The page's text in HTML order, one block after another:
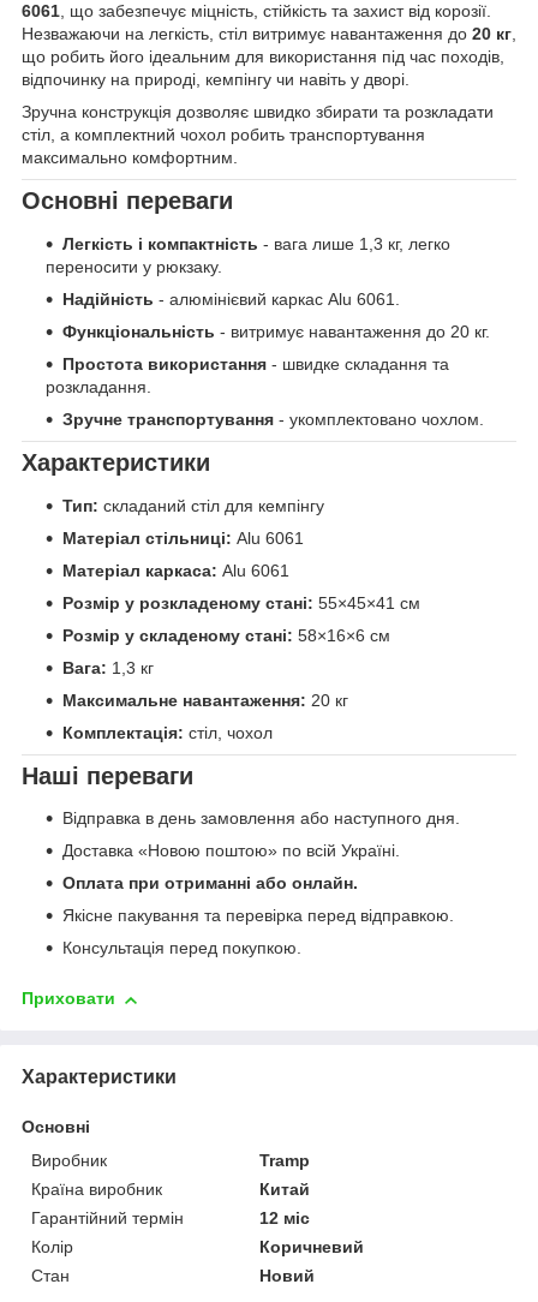
6061, що забезпечує міцність, стійкість та захист від корозії.
Незважаючи на легкість, стіл витримує навантаження до 20 кг,
що робить його ідеальним для використання під час походів,
відпочинку на природі, кемпінгу чи навіть у дворі.
Зручна конструкція дозволяє швидко збирати та розкладати
стіл, а комплектний чохол робить транспортування
максимально комфортним.
Основні переваги
Легкість і компактність - вага лише 1,3 кг, легко
переносити у рюкзаку.
Надійність - алюмінієвий каркас Alu 6061.
Функціональність - витримує навантаження до 20 кг.
Простота використання - швидке складання та
розкладання.
Зручне транспортування - укомплектовано чохлом.
Характеристики
Тип: складаний стіл для кемпінгу
Матеріал стільниці: Alu 6061
Матеріал каркаса: Alu 6061
Розмір у розкладеному стані: 55×45×41 см
Розмір у складеному стані: 58×16×6 см
Вага: 1,3 кг
Максимальне навантаження: 20 кг
Комплектація: стіл, чохол
Наші переваги
Відправка в день замовлення або наступного дня.
Доставка «Новою поштою» по всій Україні.
Оплата при отриманні або онлайн.
Якісне пакування та перевірка перед відправкою.
Консультація перед покупкою.
Приховати
Характеристики
Основні
Виробник
Tramp
Країна виробник
Китай
Гарантійний термін
12 міс
Колір
Коричневий
Стан
Новий